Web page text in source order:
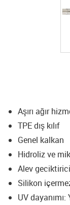
Aşırı ağır
TPE dış kılıf
Genel kalkan
Hidroliz ve
Alev geciktirici
Silikon
UV dayanımı: